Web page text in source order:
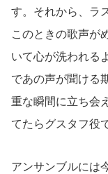
す。それから、ラ
このときの歌声が
いて心が洗われる
であの声が聞ける
重な瞬間に立ち会
てたらグスタフ役
アンサンブルには